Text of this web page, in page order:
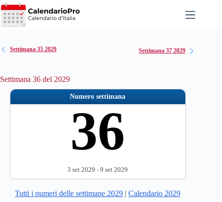
Salta
al
contenuto
Settimana 35 2029 Settimana 37 2029
Settimana 36 del 2029
Numero settimana
36
3 set 2029 - 9 set 2029
Tutti i numeri delle settimane 2029 |Calendario 2029